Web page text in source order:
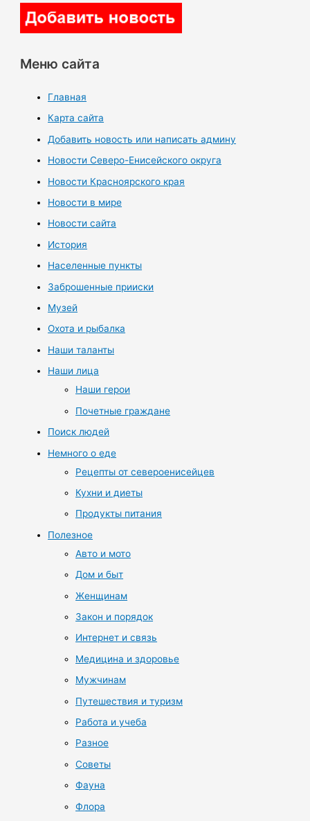
Меню сайта
Главная
Карта сайта
Добавить новость или написать админу
Новости Северо-Енисейского округа
Новости Красноярского края
Новости в мире
Новости сайта
История
Населенные пункты
Заброшенные прииски
Музей
Охота и рыбалка
Наши таланты
Наши лица
Наши герои
Почетные граждане
Поиск людей
Немного о еде
Рецепты от североенисейцев
Кухни и диеты
Продукты питания
Полезное
Авто и мото
Дом и быт
Женщинам
Закон и порядок
Интернет и связь
Медицина и здоровье
Мужчинам
Путешествия и туризм
Работа и учеба
Разное
Советы
Фауна
Флора